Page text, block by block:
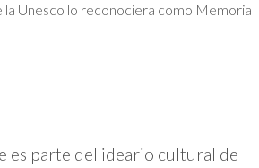
la Unesco lo reconociera como Memoria
es parte del ideario cultural de